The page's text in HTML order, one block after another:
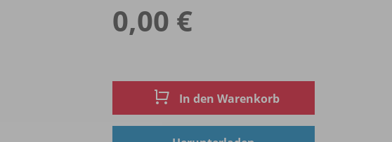
0,00 €
In den Warenkorb